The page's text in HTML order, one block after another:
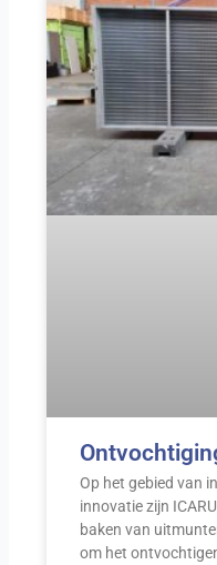
Op het gebied van
innovatie zijn
baken van
om het